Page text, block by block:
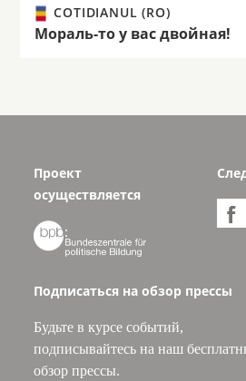
COTIDIANUL (RO)
Мораль-то у вас двойная!
Проект
осуществляется


Подписаться на обзор прессы
Будьте в курсе событий,
подписывайтесь на наш
обзор прессы.